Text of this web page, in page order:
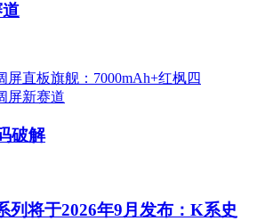
破解
列将于2026年9月发布：K系史